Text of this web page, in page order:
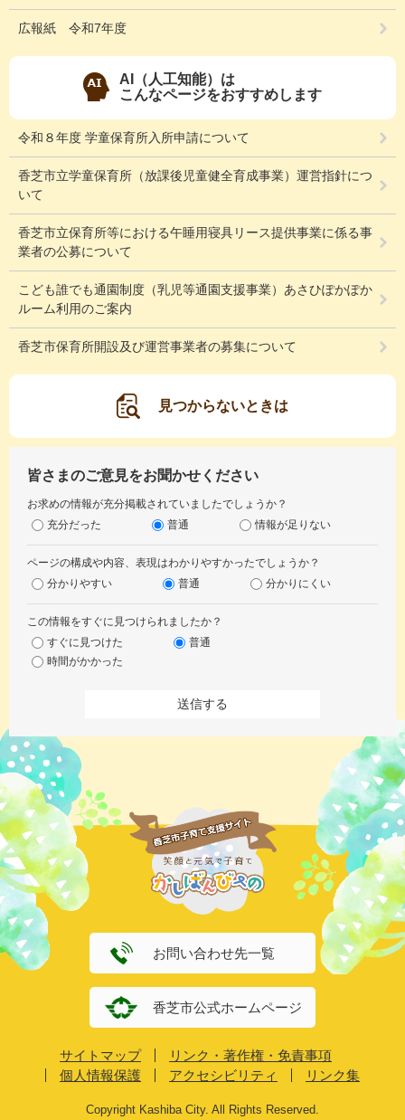
広報紙 令和7年度
AI（人工知能）は
こんなページをおすすめします
令和８年度 学童保育所入所申請について
香芝市立学童保育所（放課後児童健全育成事業）運営指針につ
いて
香芝市立保育所等における午睡用寝具リース提供事業に係る事
業者の公募について
こども誰でも通園制度（乳児等通園支援事業）あさひぽかぽか
ルーム利用のご案内
香芝市保育所開設及び運営事業者の募集について
見つからないときは
皆さまのご意見をお聞かせください
お求めの情報が充分掲載されていましたでしょうか？
充分だった
普通 情報が足りない
ページの構成や内容、表現はわかりやすかったでしょうか？
分かりやすい
普通 分かりにくい
この情報をすぐに見つけられましたか？
すぐに見つけた
普通
時間がかかった
お問い合わせ先一覧
香芝市公式ホームページ
サイトマップ
リンク・著作権・免責事項
個人情報保護
アクセシビリティ リンク集
Copyright Kashiba City. All Rights Reserved.